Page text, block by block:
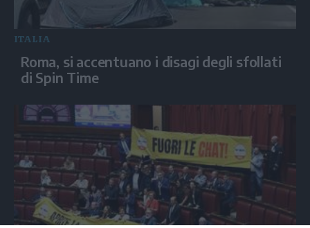
ITALIA
Roma, si accentuano i disagi degli sfollati
di Spin Time